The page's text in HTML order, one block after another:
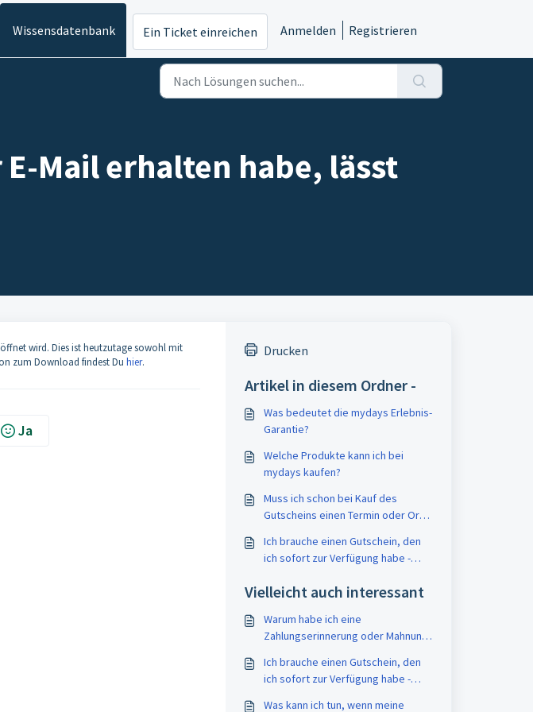
Wissensdatenbank Ein Ticket einreichen Anmelden Registrieren
Mail erhalten habe, lässt
wird. Dies ist heutzutage sowohl mit
zum Download findest Du hier.
Ja
Drucken
Artikel in diesem Ordner -
Was bedeutet die mydays Erlebnis-
Garantie?
Welche Produkte kann ich bei
mydays kaufen?
Muss ich schon bei Kauf des
Gutscheins einen Termin oder Ort
Ich brauche einen Gutschein, den
ich sofort zur Verfügung habe -
Vielleicht auch interessant
Warum habe ich eine
Zahlungserinnerung oder Mahnung
Ich brauche einen Gutschein, den
ich sofort zur Verfügung habe -
Was kann ich tun, wenn meine